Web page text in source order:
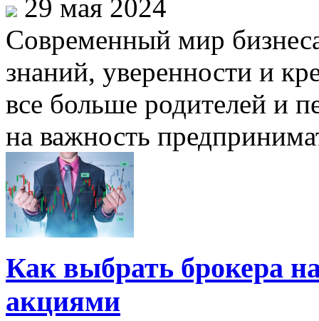
29 мая 2024
Современный мир
знаний, уверенности и
все больше родителей и
на важность
Как выбрать брокера
акциями